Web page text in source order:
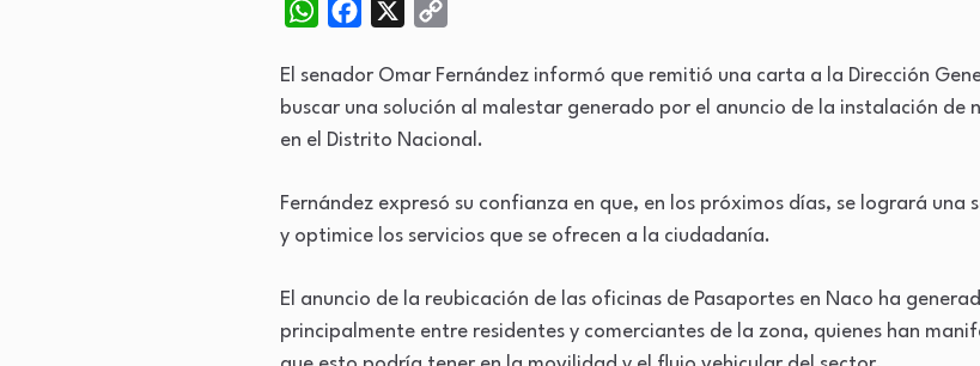
WhatsAppFacebook
El senador Omar Fernández informó que remitió una carta a la Dirección
buscar una solución al malestar generado por el anuncio de la instalación de
en el Distrito Nacional.
Fernández expresó su confianza en que, en los próximos días, se logrará
y optimice los servicios que se ofrecen a la ciudadanía.
El anuncio de la reubicación de las oficinas de Pasaportes en Naco ha
principalmente entre residentes y comerciantes de la zona, quienes han